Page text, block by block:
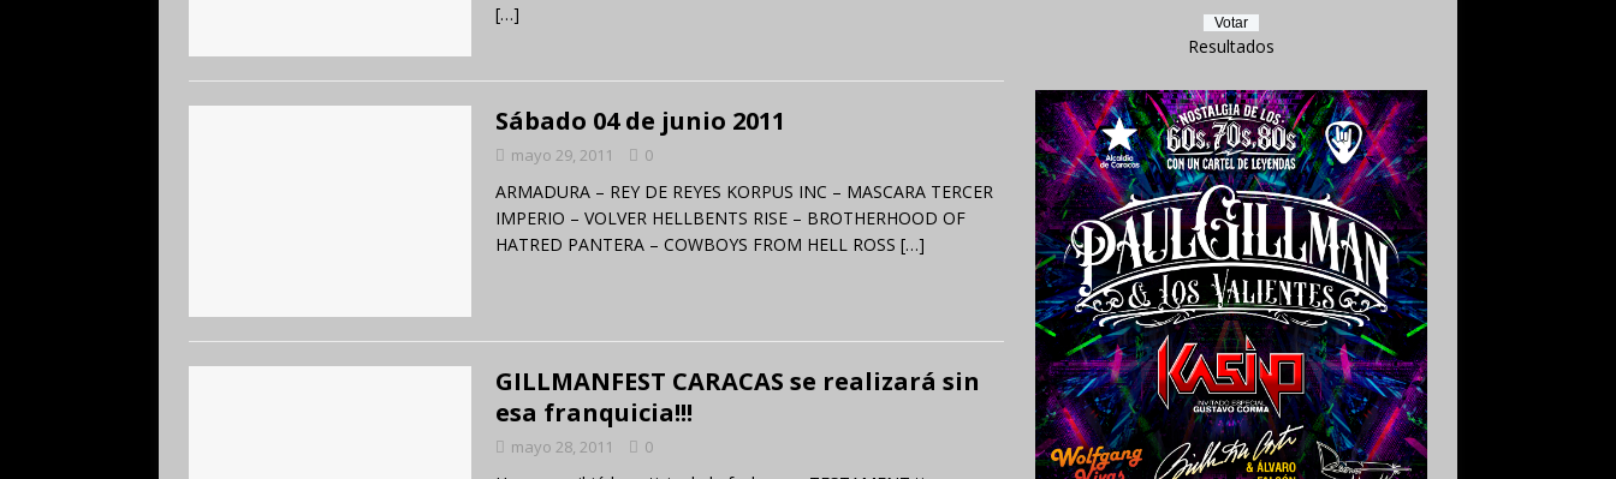
[…]
Sábado 04 de junio 2011
mayo 29, 2011 0
ARMADURA – REY DE REYES KORPUS INC – MASCARA TERCER
IMPERIO – VOLVER HELLBENTS RISE – BROTHERHOOD OF
HATRED PANTERA – COWBOYS FROM HELL ROSS […]
GILLMANFEST CARACAS se realizará sin
esa franquicia!!!
mayo 28, 2011 0
Resultados